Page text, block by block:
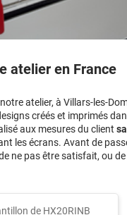
atelier en France
atelier, à Villars-les-
créés et imprimés
aux mesures du client
les écrans. Avant de
ne pas être satisfait, ou
de HX20RINB